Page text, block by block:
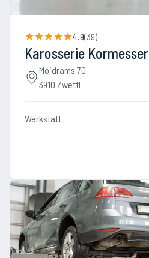
4.9(39)
Karosserie Kormesser
Moidrams 70
3910 Zwettl
Werkstatt